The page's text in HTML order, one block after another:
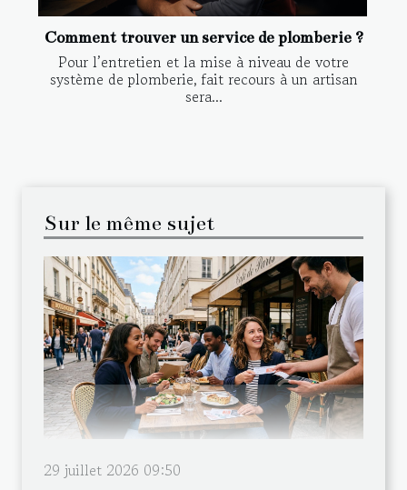
Comment trouver un service de plomberie ?
Pour l’entretien et la mise à niveau de votre
système de plomberie, fait recours à un artisan
sera...
Sur le même sujet
29 juillet 2026 09:50